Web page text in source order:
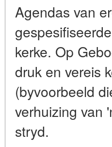
Agendas van
kerke. Op
druk en vereis
(byvoorbeeld
verhuizing van
stryd.